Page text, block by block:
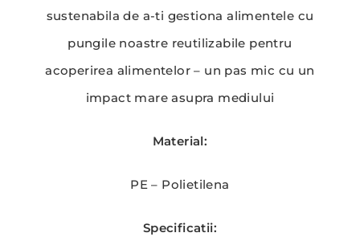
sustenabila de a-ti gestiona alimentele cu
pungile noastre reutilizabile pentru
acoperirea alimentelor – un pas mic cu un
impact mare asupra mediului
Material:
PE – Polietilena
Specificatii: